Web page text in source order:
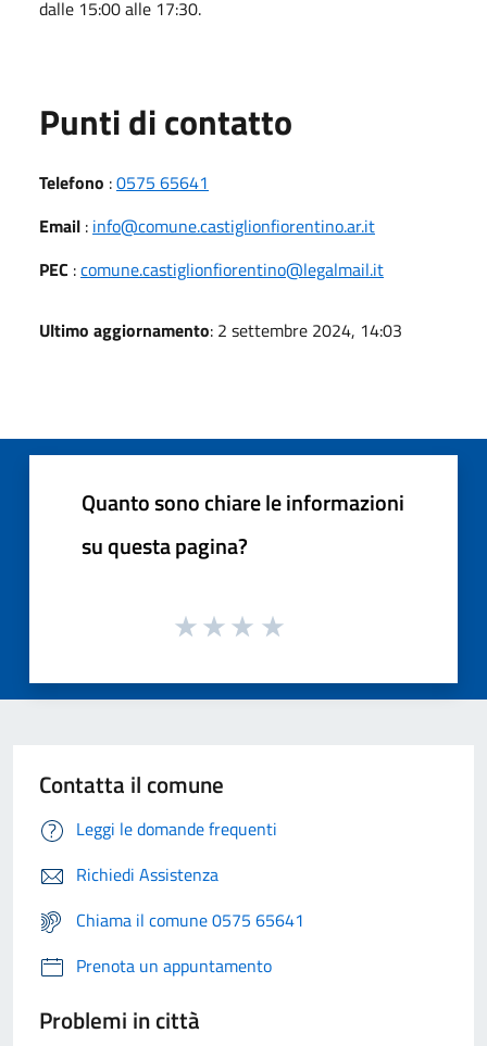
dalle 15:00 alle 17:30.
Punti di contatto
Telefono :0575 65641
Email : info@comune.castiglionfiorentino.ar.it
PEC :comune.castiglionfiorentino@legalmail.it
Ultimo aggiornamento: 2 settembre 2024, 14:03
Quanto sono chiare le informazioni
su questa pagina?
Contatta il comune
Leggi le domande frequenti
Richiedi Assistenza
Chiama il comune 0575 65641
Prenota un appuntamento
Problemi in città